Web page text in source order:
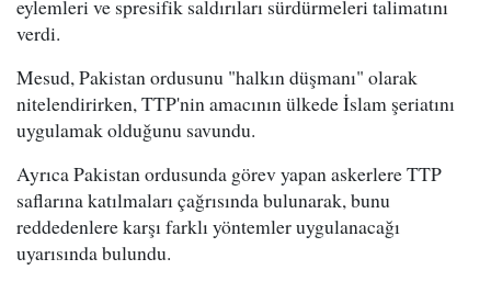
eylemleri ve spresifik saldırıları sürdürmeleri talimatını
verdi.
Mesud, Pakistan ordusunu "halkın düşmanı" olarak
nitelendirirken, TTP'nin amacının ülkede İslam şeriatını
uygulamak olduğunu savundu.
Ayrıca Pakistan ordusunda görev yapan askerlere TTP
saflarına katılmaları çağrısında bulunarak, bunu
reddedenlere karşı farklı yöntemler uygulanacağı
uyarısında bulundu.